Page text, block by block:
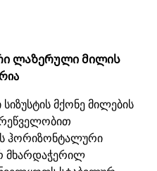
ლაზერული მილის
მქონე მილების
ჰორიზონტალური
მხარდაჭერილ